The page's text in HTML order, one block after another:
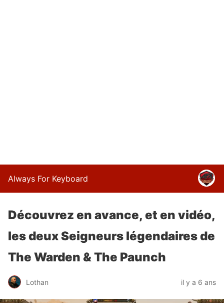
Always For Keyboard
Découvrez en avance, et en vidéo,
les deux Seigneurs légendaires de
The Warden & The Paunch
Lothan il y a 6 ans